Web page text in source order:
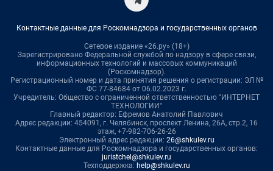
Контактные данные для Роскомнадзора и государственных органов
Сетевое издание «26.ру» (18+)
Зарегистрировано Федеральной службой по надзору в сфере связи,
информационных технологий и массовых коммуникаций
(Роскомнадзор).
Регистрационный номер и дата принятия решения о регистрации: ЭЛ №
ФС 77-84684 от 06.02.2023 г.
Учредитель: Общество с ограниченной ответственностью "ИНТЕРНЕТ
ТЕХНОЛОГИИ"
Главный редактор: Ефремов Анатолий Павлович
Адрес редакции: 454091, г. Челябинск, проспект Ленина, 26А, стр.2, 16
этаж, +7-982-706-26-26
Электронный адрес редакции: 26@shkulev.ru
Контактные данные для Роскомнадзора и государственных органов:
juristchel@shkulev.ru
Техподдержка: help@shkulev.ru